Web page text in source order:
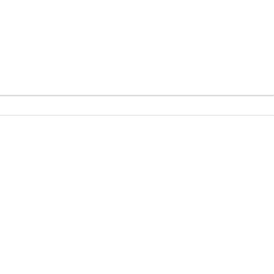
utilisable pour tous commerces sauf bar . Avec quelques
les consommations observées ne peuvent être